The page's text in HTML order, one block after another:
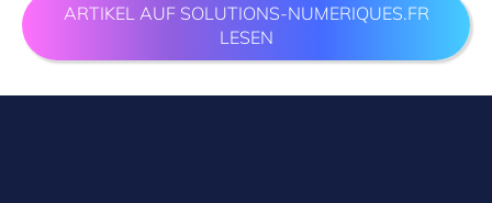
ARTIKEL AUF SOLUTIONS-NUMERIQUES.FR
LESEN